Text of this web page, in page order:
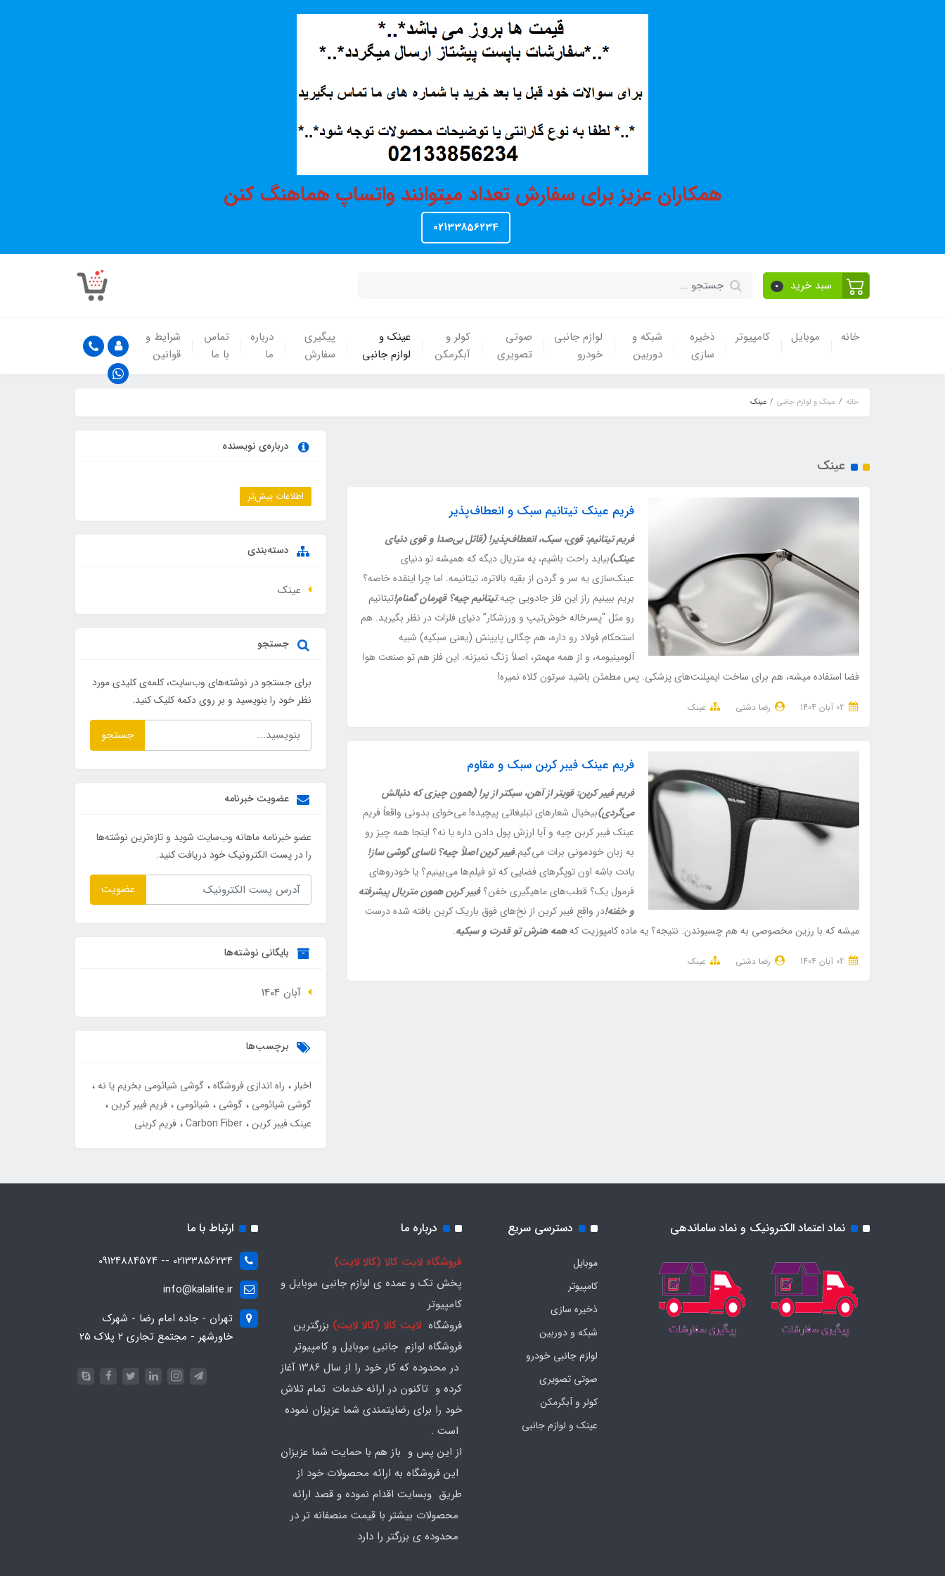
همکاران عزیز برای سفارش تعداد میتوانند واتساپ هماهنگ کنن
02133856234
سبد خرید 0
خانه موبایل کامپیوتر
ذخیره
سازی
شبکه و
دوربین
لوازم جانبی
خودرو
صوتی
تصویری
کولر و
آبگرمکن
عینک و
لوازم جانبی
پیگیری
سفارش
درباره
ما
تماس
با ما
شرایط و
قوانین
خانه عینک و لوازم جانبی عینک
عینک
فریم عینک تیتانیم سبک و انعطاف‌پذیر
فریم تیتانیم: قوی، سبک، انعطاف‌پذیر! (قاتل بی‌صدا و قوی دنیای
عینک)بیاید راحت باشیم، یه متریال دیگه که همیشه تو دنیای
عینک‌سازی یه سر و گردن از بقیه بالاتره، تیتانیمه. اما چرا اینقده خاصه؟
بریم ببینیم راز این فلز جادویی چیه.تیتانیم چیه؟ قهرمان گمنام!تیتانیم
رو مثل “پسرخاله خوش‌تیپ و ورزشکار” دنیای فلزات در نظر بگیرید. هم
استحکام فولاد رو داره، هم چگالی پایینش (یعنی سبکیه) شبیه
آلومینیومه، و از همه مهمتر، اصلاً زنگ نمیزنه. این فلز هم تو صنعت هوا
فضا استفاده میشه، هم برای ساخت ایمپلنت‌های پزشکی. پس مطمئن باشید سرتون کلاه نمیره!
رضا دشتی عینک
فریم عینک فیبر کربن سبک و مقاوم
فریم فیبر کربن: قویتر از آهن، سبکتر از پر! (همون چیزی که دنبالش
می‌گردی)بیخیال شعارهای تبلیغاتی پیچیده! می‌خوای بدونی واقعاً فریم
عینک فیبر کربن چیه و آیا ارزش پول دادن داره یا نه؟ اینجا همه چیز رو
به زبان خودمونی برات می‌گیم.فیبر کربن اصلاً چیه؟ ناسای گوشی ساز!
یادت باشه اون توپگرهای فضایی که تو فیلم‌ها می‌بینیم؟ یا خودروهای
فرمول یک؟ قطب‌های ماهیگیری خفن؟فیبر کربن همون متریال پیشرفته
و خفنه!در واقع فیبر کربن از نخ‌های فوق باریک کربن بافته شده درست
میشه که با رزین مخصوصی به هم چسبوندن. نتیجه؟ یه ماده کامپوزیت کههمه هنرش تو قدرت و سبکیه.
رضا دشتی عینک
درباره‌ی نویسنده
اطلاعات بیش‌تر
دسته‌بندی
عینک
جستجو
برای جستجو در نوشته‌های وب‌سایت، کلمه‌ی کلیدی مورد
نظر خود را بنویسید و بر روی دکمه کلیک کنید.
جستجو
عضویت خبرنامه
عضو خبرنامه ماهانه وب‌سایت شوید و تازه‌ترین نوشته‌ها
را در پست الکترونیک خود دریافت کنید.
عضویت
بایگانی نوشته‌ها
آبان 1404
برچسب‌ها
اخبار راه اندازی فروشگاه گوشی شیائومی بخریم یا نه
گوشی شیائومی گوشی شیائومی فریم فیبر کربن
عینک فیبر کربن Carbon Fiber فریم کربنی
نماد اعتماد الکترونیک و نماد ساماندهی دسترسی سریع
موبایل
کامپیوتر
ذخیره سازی
شبکه و دوربین
لوازم جانبی خودرو
صوتی تصویری
کولر و آبگرمکن
عینک و لوازم جانبی
درباره ما
فروشگاه لایت کالا (کالا لایت)
پخش تک و عمده ی لوازم جانبی موبایل و
کامپیوتر
فروشگاه لایت کالا (کالا لایت) بزرگترین
فروشگاه لوازم جانبی موبایل و کامپیوتر
در محدوده که کار خود را از سال ۱۳۸۶ آغاز
کرده و تاکنون در ارائه خدمات تمام تلاش
خود را برای رضایتمندی شما عزیزان نموده
است .
از این پس و باز هم با حمایت شما عزیزان
این فروشگاه به ارائه محصولات خود از
طریق وبسایت اقدام نموده و قصد ارائه
محصولات بیشتر با قیمت منصفانه تر در
محدوده ی بزرگتر را دارد
ارتباط با ما
02133856234 -- 09124884574
info@kalalite.ir
تهران - جاده امام رضا - شهرک
خاورشهر - مجتمع تجاری 2 پلاک 25